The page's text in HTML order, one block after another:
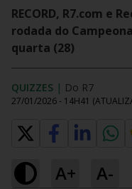
RECORD, R7.com e
rodada do
quarta (28)
QUIZZES | Do R7
27/01/2026 - 14H41
A+ A-